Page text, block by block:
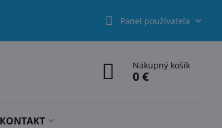
Panel používateľa
Nákupný košík
0 €
KONTAKT